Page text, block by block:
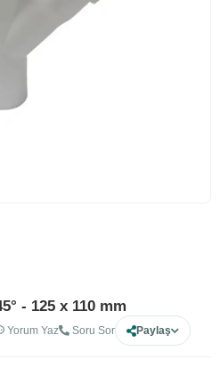
- 125 x 110 mm
Yorum Yaz Soru Sor Paylaş